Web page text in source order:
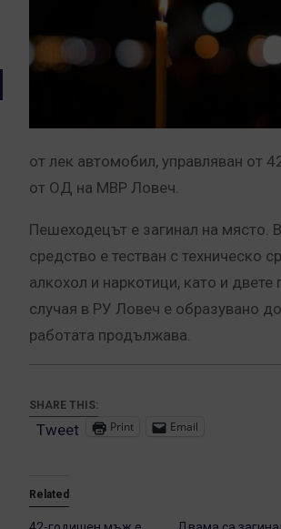
от лек автомобил, управляван от
от ОД на МВР Ловеч.
Пешеходецът е загинал на място.
средство е тестван с техническо
алкохол и наркотици, като и
случая в РУ Ловеч е образувано
работата продължава.
SHARE THIS:
Tweet Print Email
Related